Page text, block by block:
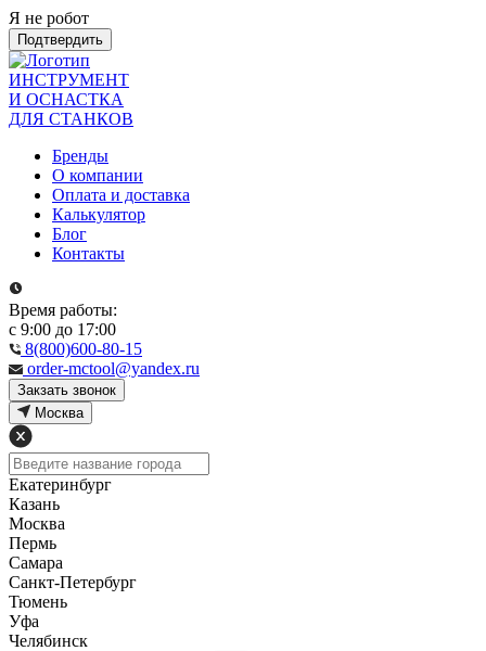
Я не робот
Подтвердить
ИНСТРУМЕНТ
И ОСНАСТКА
ДЛЯ СТАНКОВ
Бренды
О компании
Оплата и доставка
Калькулятор
Блог
Контакты
Время работы:
с 9:00 до 17:00
8(800)600-80-15
order-mctool@yandex.ru
Закзать звонок
Москва
Екатеринбург
Казань
Москва
Пермь
Самара
Санкт-Петербург
Тюмень
Уфа
Челябинск